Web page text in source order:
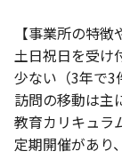
【事業所の特徴
土日祝日を受け
少ない（3年で3
訪問の移動は主
教育カリキュラ
定期開催があり